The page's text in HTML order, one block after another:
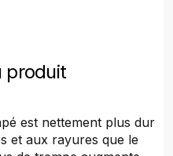
produit
est nettement plus dur
et aux rayures que le